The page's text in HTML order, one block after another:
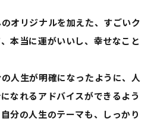
オリジナルを加えた、すごいク
本当に運がいいし、幸せなこと
人生が明確になったように、人
なれるアドバイスができるよう
分の人生のテーマも、しっかり